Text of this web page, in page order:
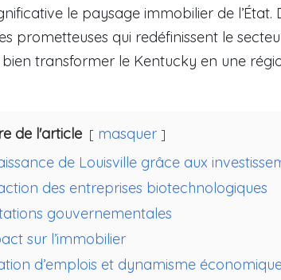
le paysage immobilier de
prometteuses qui redéfinissent le
transformer le Kentucky en une
de l'article
masquer
de Louisville grâce aux
des entreprises biotechnologiques
gouvernementales
sur l’immobilier
d’emplois et dynamisme